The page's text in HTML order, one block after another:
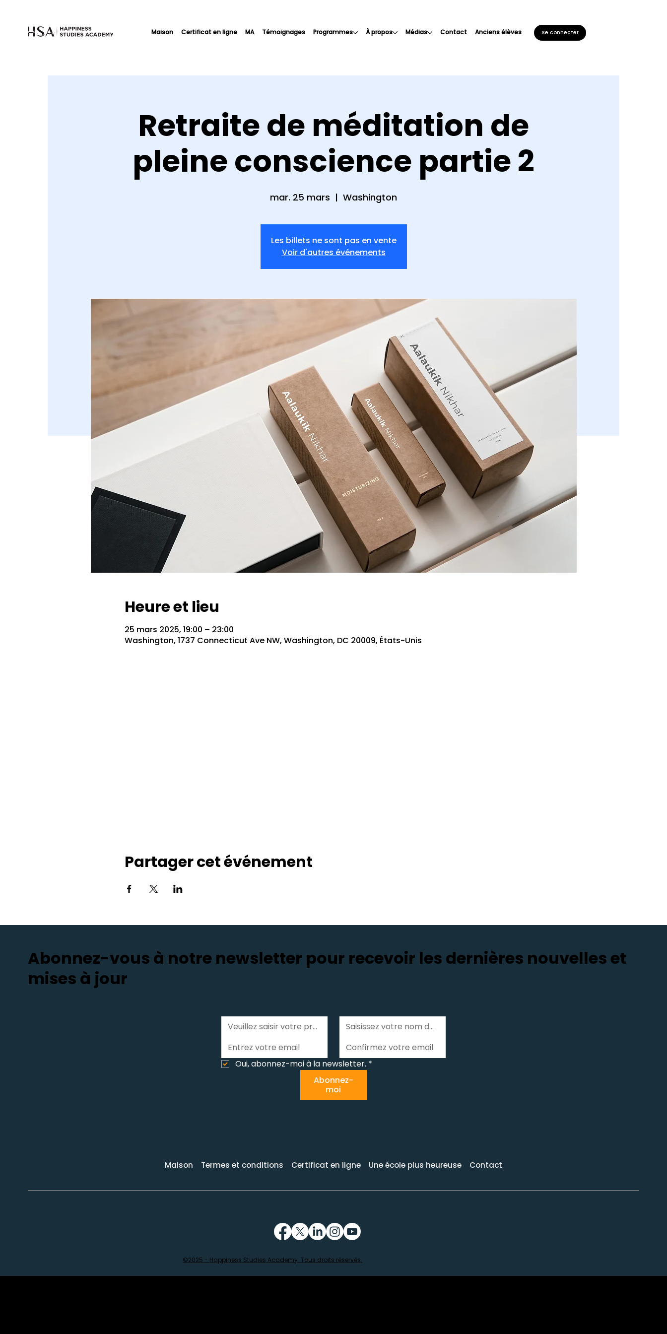
Maison Certificat en ligne MA Témoignages Programmes À propos Médias Contact Anciens élèves Se connecter
Retraite de méditation de
pleine conscience partie 2
mar. 25 mars
  |
Washington
Les billets ne sont pas en vente
Voir d'autres événements
Heure et lieu
25 mars 2025, 19:00 – 23:00
Washington, 1737 Connecticut Ave NW, Washington, DC 20009, États-Unis
Partager cet événement
Abonnez-vous à notre newsletter pour recevoir les dernières nouvelles et
mises à jour
Oui, abonnez-moi à la newsletter. *
Abonnez-
moi
Maison Termes et conditions Certificat en ligne Une école plus heureuse Contact
©2025 - Happiness Studies Academy. Tous droits réservés.